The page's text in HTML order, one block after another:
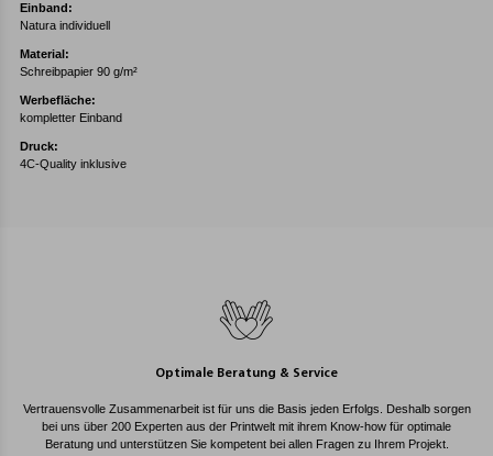
Einband:
Natura individuell
Material:
Schreibpapier 90 g/m²
Werbefläche:
kompletter Einband
Druck:
4C-Quality inklusive
Optimale Beratung & Service
Vertrauensvolle Zusammenarbeit ist für uns die Basis jeden Erfolgs. Deshalb sorgen
bei uns über 200 Experten aus der Printwelt mit ihrem Know-how für optimale
Beratung und unterstützen Sie kompetent bei allen Fragen zu Ihrem Projekt.